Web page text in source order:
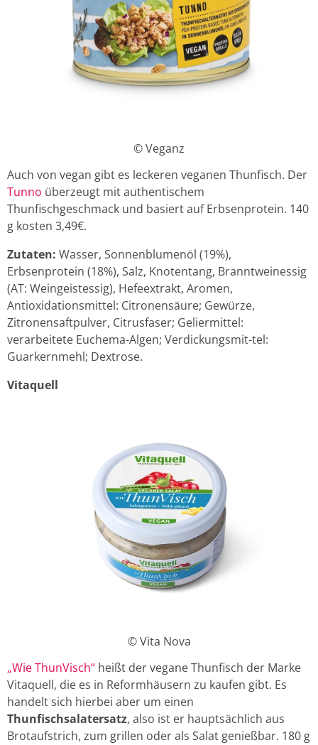
© Veganz
Auch von vegan gibt es leckeren veganen Thunfisch. Der
Tunno überzeugt mit authentischem
Thunfischgeschmack und basiert auf Erbsenprotein. 140
g kosten 3,49€.
Zutaten: Wasser, Sonnenblumenöl (19%),
Erbsenprotein (18%), Salz, Knotentang, Branntweinessig
(AT: Weingeistessig), Hefeextrakt, Aromen,
Antioxidationsmittel: Citronensäure; Gewürze,
Zitronensaftpulver, Citrusfaser; Geliermittel:
verarbeitete Euchema-Algen; Verdickungsmit-tel:
Guarkernmehl; Dextrose.
Vitaquell
© Vita Nova
„Wie ThunVisch“ heißt der vegane Thunfisch der Marke
Vitaquell, die es in Reformhäusern zu kaufen gibt. Es
handelt sich hierbei aber um einen
Thunfischsalatersatz, also ist er hauptsächlich aus
Brotaufstrich, zum grillen oder als Salat genießbar. 180 g